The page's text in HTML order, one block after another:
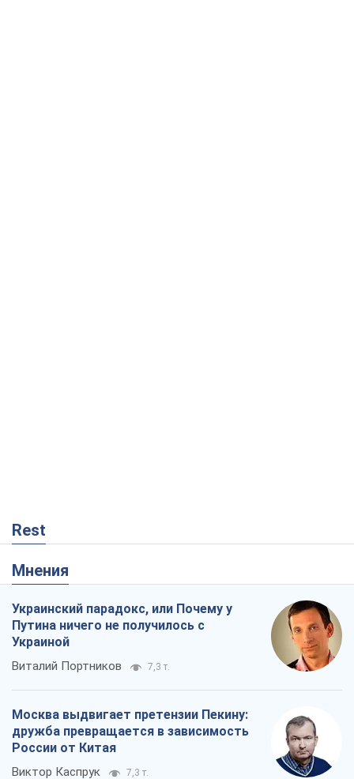
Rest
Мнения
Украинский парадокс, или Почему у
Путина ничего не получилось с
Украиной
Виталий Портников 7,3 т.
Москва выдвигает претензии Пекину:
дружба превращается в зависимость
России от Китая
Виктор Каспрук 7,3 т.